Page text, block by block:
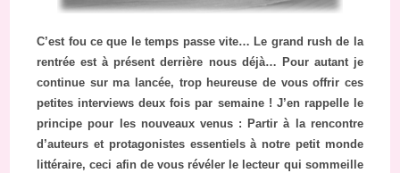
C’est fou ce que le temps passe vite… Le grand rush de la
rentrée est à présent derrière nous déjà… Pour autant je
continue sur ma lancée, trop heureuse de vous offrir ces
petites interviews deux fois par semaine ! J’en rappelle le
principe pour les nouveaux venus : Partir à la rencontre
d’auteurs et protagonistes essentiels à notre petit monde
littéraire, ceci afin de vous révéler le lecteur qui sommeille